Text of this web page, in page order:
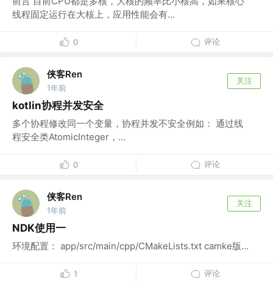
线程固定运行在大核上，应用性能会有...
0 评论
侠客Ren
1年前
关注
kotlin协程并发安全
多个协程修改同一个变量，协程并发不安全例如： 通过线
程安全类AtomicInteger，...
0 评论
侠客Ren
1年前
关注
NDK使用一
环境配置： app/src/main/cpp/CMakeLists.txt camke版...
1 评论